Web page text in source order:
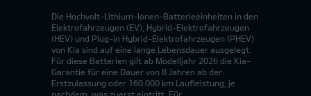
Die Hochvolt-Lithium-Ionen-Batterieeinheiten in den
Elektrofahrzeugen (EV), Hybrid-Elektrofahrzeugen
(HEV) und Plug-in Hybrid-Elektrofahrzeugen (PHEV)
von Kia sind auf eine lange Lebensdauer ausgelegt.
Für diese Batterien gilt ab Modelljahr 2026 die Kia-
Garantie für eine Dauer von 8 Jahren ab der
Erstzulassung oder 160.000 km Laufleistung, je